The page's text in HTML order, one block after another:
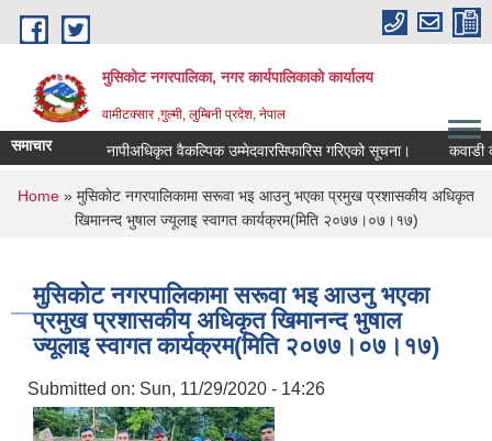
Skip to main content
मुसिकोट नगरपालिका, नगर कार्यपालिकाकाे कार्यालय
वामीटक्सार ,गुल्मी, लुम्बिनी प्रदेश, नेपाल
समाचार नापीअधिकृत वैकल्पिक उम्मेदवारसिफारिस गरिएको सूचना। कवाडी
You are here
Home » मुसिकाेट नगरपालिकामा सरूवा भइ आउनु भएका प्रमुख प्रशासकीय अधिकृत
खिमानन्द भुषाल ज्यूलाइ स्वागत कार्यक्रम(मिति २०७७।०७।१७)
मुसिकाेट नगरपालिकामा सरूवा भइ आउनु भएका
प्रमुख प्रशासकीय अधिकृत खिमानन्द भुषाल
ज्यूलाइ स्वागत कार्यक्रम(मिति २०७७।०७।१७)
Submitted on: Sun, 11/29/2020 - 14:26